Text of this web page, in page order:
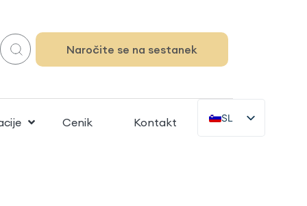
Naročite se na sestanek
Cenik Kontakt
SL
BA